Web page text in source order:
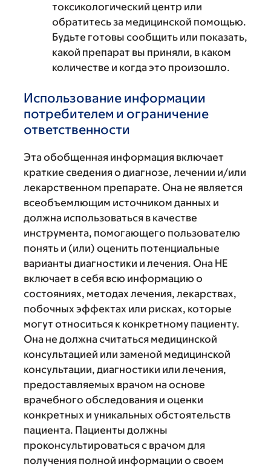
токсикологический центр или
обратитесь за медицинской помощью.
Будьте готовы сообщить или показать,
какой препарат вы приняли, в каком
количестве и когда это произошло.
Использование информации
потребителем и ограничение
ответственности
Эта обобщенная информация включает
краткие сведения о диагнозе, лечении и/или
лекарственном препарате. Она не является
всеобъемлющим источником данных и
должна использоваться в качестве
инструмента, помогающего пользователю
понять и (или) оценить потенциальные
варианты диагностики и лечения. Она НЕ
включает в себя всю информацию о
состояниях, методах лечения, лекарствах,
побочных эффектах или рисках, которые
могут относиться к конкретному пациенту.
Она не должна считаться медицинской
консультацией или заменой медицинской
консультации, диагностики или лечения,
предоставляемых врачом на основе
врачебного обследования и оценки
конкретных и уникальных обстоятельств
пациента. Пациенты должны
проконсультироваться с врачом для
получения полной информации о своем